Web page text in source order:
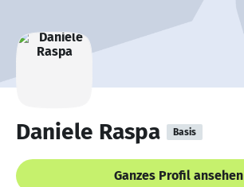
Daniele Raspa Basis
Ganzes Profil ansehen